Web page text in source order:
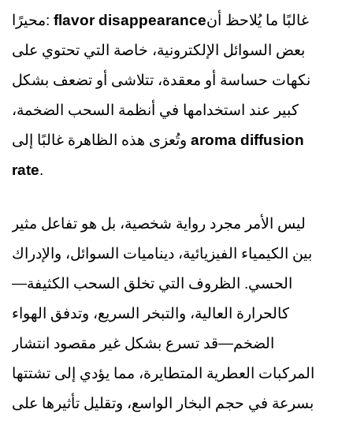
محيرًا: flavor disappearanceغالبًا ما يُلاحظ أن
بعض السوائل الإلكترونية، خاصة التي تحتوي على
نكهات حساسة أو معقدة، تتلاشى أو تضعف بشكل
كبير عند استخدامها في أنظمة السحب الضخمة،
aroma diffusion
rate.
ليس الأمر مجرد رواية شخصية، بل هو تفاعل مثير
بين الكيمياء الفيزيائية، ديناميات السوائل، والإدراك
الحسي. الظروف التي تخلق السحب الكثيفة—
كالحرارة العالية، والتبخر السريع، وتدفق الهواء
الضخم—قد تسرع بشكل غير مقصود انتشار
المركبات العطرية المتطايرة، مما يؤدي إلى تشتتها
بسرعة في حجم البخار الواسع، وتقليل تأثيرها على